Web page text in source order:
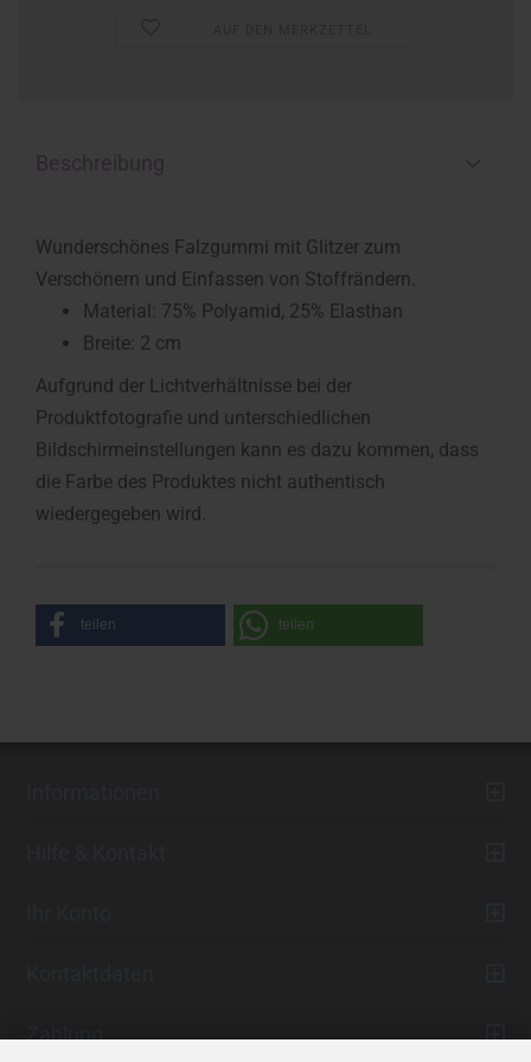
Wunderschönes Falzgummi mit Glitzer zum
Verschönern und Einfassen von Stoffrändern.
Material: 75% Polyamid, 25% Elasthan
Breite: 2 cm
Aufgrund der Lichtverhältnisse bei der
Produktfotografie und unterschiedlichen
Bildschirmeinstellungen kann es dazu kommen, dass
die Farbe des Produktes nicht authentisch
wiedergegeben wird.
teilen teilen
Zahlung